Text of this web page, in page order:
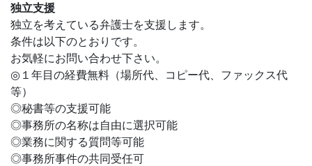
独立支援
独立を考えている弁護士を支援します。
条件は以下のとおりです。
お気軽にお問い合わせ下さい。
◎１年目の経費無料（場所代、コピー代、ファックス代
等）
◎秘書等の支援可能
◎事務所の名称は自由に選択可能
◎業務に関する質問等可能
◎事務所事件の共同受任可